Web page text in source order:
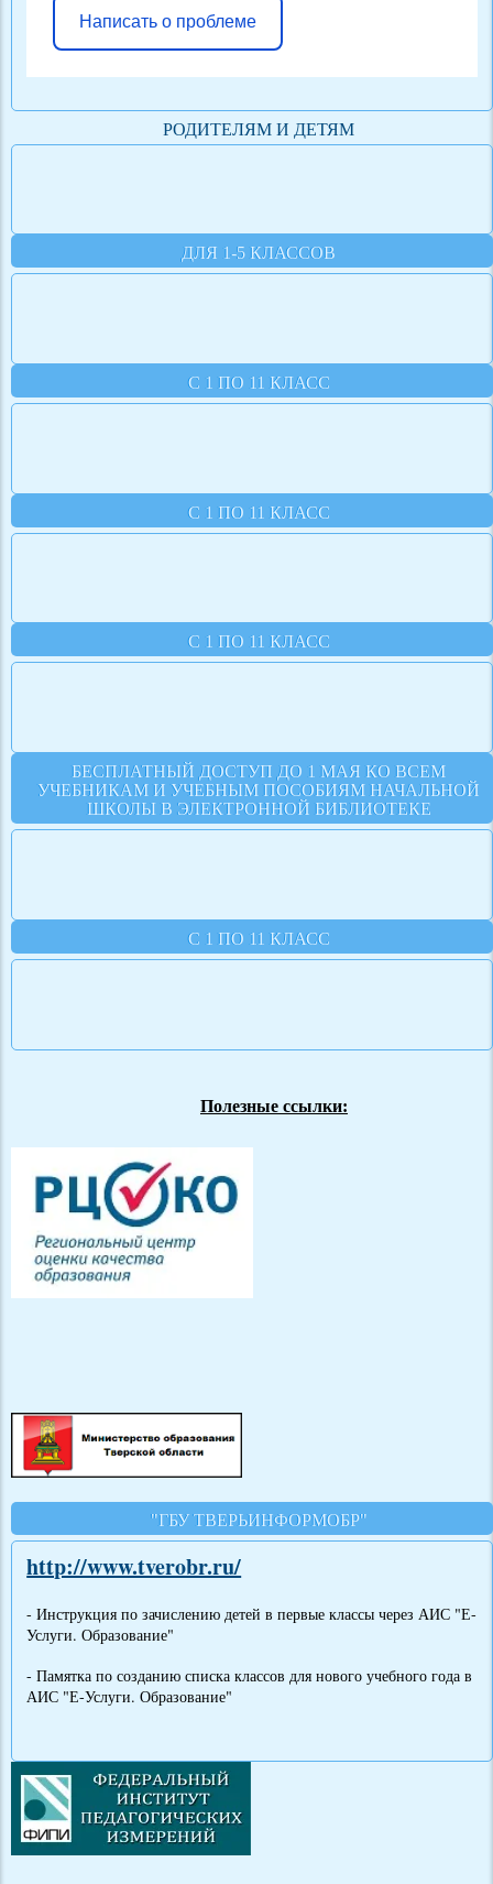
Написать о проблеме
РОДИТЕЛЯМ И ДЕТЯМ
ДЛЯ 1-5 КЛАССОВ
С 1 ПО 11 КЛАСС
С 1 ПО 11 КЛАСС
С 1 ПО 11 КЛАСС
БЕСПЛАТНЫЙ ДОСТУП ДО 1 МАЯ КО ВСЕМ
УЧЕБНИКАМ И УЧЕБНЫМ ПОСОБИЯМ НАЧАЛЬНОЙ
ШКОЛЫ В ЭЛЕКТРОННОЙ БИБЛИОТЕКЕ
С 1 ПО 11 КЛАСС
Полезные ссылки:
"ГБУ ТВЕРЬИНФОРМОБР"
http://www.tverobr.ru/
- Инструкция по зачислению детей в первые классы через АИС "Е-
Услуги. Образование"
- Памятка по созданию списка классов для нового учебного года в
АИС "Е-Услуги. Образование"